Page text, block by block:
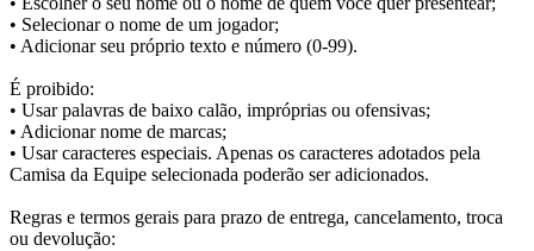
• Selecionar o nome de um jogador;
• Adicionar seu próprio texto e número (0-99).
É proibido:
• Usar palavras de baixo calão, impróprias ou ofensivas;
• Adicionar nome de marcas;
• Usar caracteres especiais. Apenas os caracteres adotados pela
Camisa da Equipe selecionada poderão ser adicionados.
Regras e termos gerais para prazo de entrega, cancelamento, troca
ou devolução: